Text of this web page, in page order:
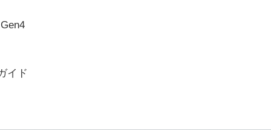
イド